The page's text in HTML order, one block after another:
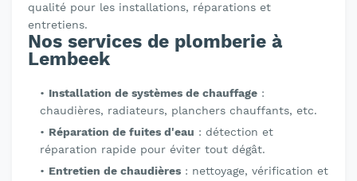
qualité pour les installations, réparations et
entretiens.
Nos services de plomberie à
Lembeek
Installation de systèmes de chauffage :
chaudières, radiateurs, planchers chauffants, etc.
Réparation de fuites d'eau : détection et
réparation rapide pour éviter tout dégât.
Entretien de chaudières : nettoyage, vérification et